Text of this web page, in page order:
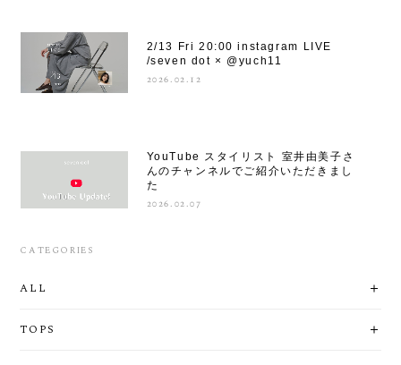
2/13 Fri 20:00 instagram LIVE
/seven dot × @yuch11
2026.02.12
YouTube スタイリスト 室井由美子さ
んのチャンネルでご紹介いただきまし
た
2026.02.07
CATEGORIES
ALL
TOPS